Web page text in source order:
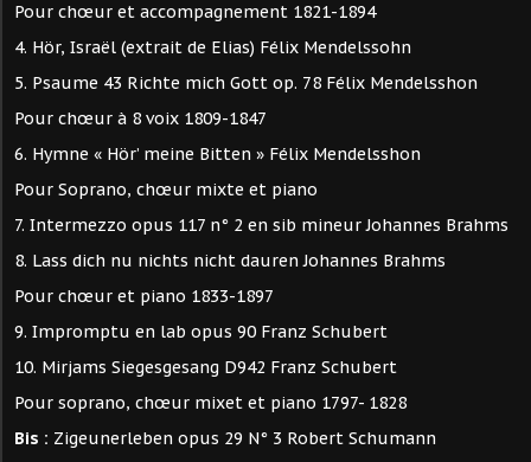
Pour chœur et accompagnement 1821-1894
4. Hör, Israël (extrait de Elias) Félix Mendelssohn
5. Psaume 43 Richte mich Gott op. 78 Félix Mendelsshon
Pour chœur à 8 voix 1809-1847
6. Hymne « Hör’ meine Bitten » Félix Mendelsshon
Pour Soprano, chœur mixte et piano
7. Intermezzo opus 117 n° 2 en sib mineur Johannes Brahms
8. Lass dich nu nichts nicht dauren Johannes Brahms
Pour chœur et piano 1833-1897
9. Impromptu en lab opus 90 Franz Schubert
10. Mirjams Siegesgesang D942 Franz Schubert
Pour soprano, chœur mixet et piano 1797- 1828
Bis : Zigeunerleben opus 29 N° 3 Robert Schumann